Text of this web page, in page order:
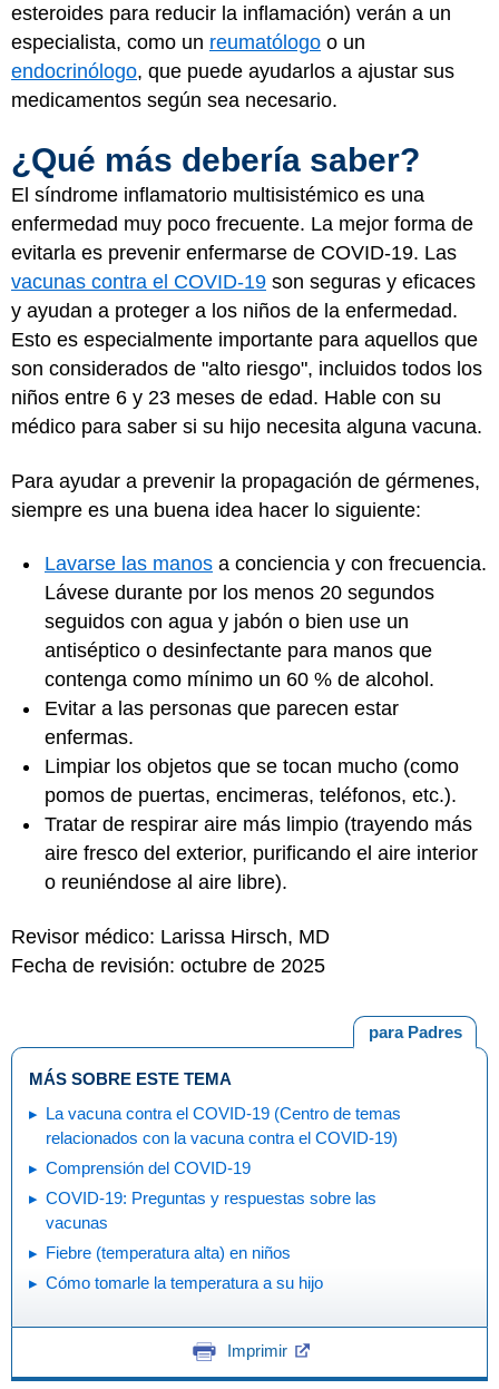
esteroides para reducir la inflamación) verán a un
especialista, como un reumatólogo o un
endocrinólogo, que puede ayudarlos a ajustar sus
medicamentos según sea necesario.
¿Qué más debería saber?
El síndrome inflamatorio multisistémico es una
enfermedad muy poco frecuente. La mejor forma de
evitarla es prevenir enfermarse de COVID-19. Las
vacunas contra el COVID-19 son seguras y eficaces
y ayudan a proteger a los niños de la enfermedad.
Esto es especialmente importante para aquellos que
son considerados de "alto riesgo", incluidos todos los
niños entre 6 y 23 meses de edad. Hable con su
médico para saber si su hijo necesita alguna vacuna.
Para ayudar a prevenir la propagación de gérmenes,
siempre es una buena idea hacer lo siguiente:
Lavarse las manos a conciencia y con frecuencia.
Lávese durante por los menos 20 segundos
seguidos con agua y jabón o bien use un
antiséptico o desinfectante para manos que
contenga como mínimo un 60 % de alcohol.
Evitar a las personas que parecen estar
enfermas.
Limpiar los objetos que se tocan mucho (como
pomos de puertas, encimeras, teléfonos, etc.).
Tratar de respirar aire más limpio (trayendo más
aire fresco del exterior, purificando el aire interior
o reuniéndose al aire libre).
Revisor médico: Larissa Hirsch, MD
Fecha de revisión: octubre de 2025
para Padres
MÁS SOBRE ESTE TEMA
La vacuna contra el COVID-19 (Centro de temas
relacionados con la vacuna contra el COVID-19)
Comprensión del COVID-19
COVID-19: Preguntas y respuestas sobre las
vacunas
Fiebre (temperatura alta) en niños
Cómo tomarle la temperatura a su hijo
Imprimir